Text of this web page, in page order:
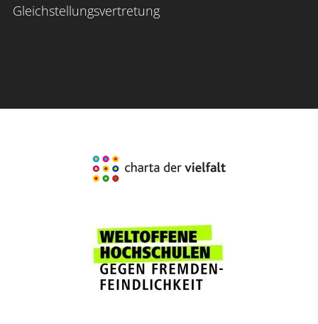
Gleichstellungsvertretung